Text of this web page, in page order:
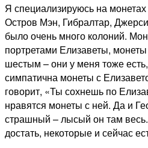
Я специализируюсь на
Остров Мэн, Гибралтар,
было очень много колоний.
портретами Елизаветы,
шестым – они у меня тоже
симпатична монеты с
говорит, «Ты сохнешь по
нравятся монеты с ней. Да и
страшный – лысый он там
достать, некоторые и сейчас